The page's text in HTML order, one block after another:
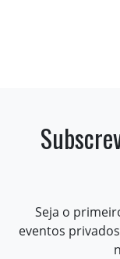
Seja o
eventos